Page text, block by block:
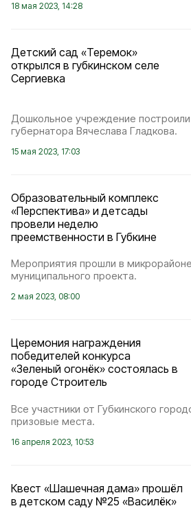
18 мая 2023, 14:28
Детский сад «Теремок»
открылся в губкинском селе
Сергиевка
Дошкольное учреждение
губернатора Вячеслава Гладкова.
15 мая 2023, 17:03
Образовательный комплекс
«Перспектива» и детсады
провели неделю
преемственности в Губкине
Мероприятия прошли в
муниципального проекта.
2 мая 2023, 08:00
Церемония награждения
победителей конкурса
«Зеленый огонёк» состоялась в
городе Строитель
Все участники от Губкинского
призовые места.
16 апреля 2023, 10:53
Квест «Шашечная дама» прошёл
в детском саду №25 «Василёк»